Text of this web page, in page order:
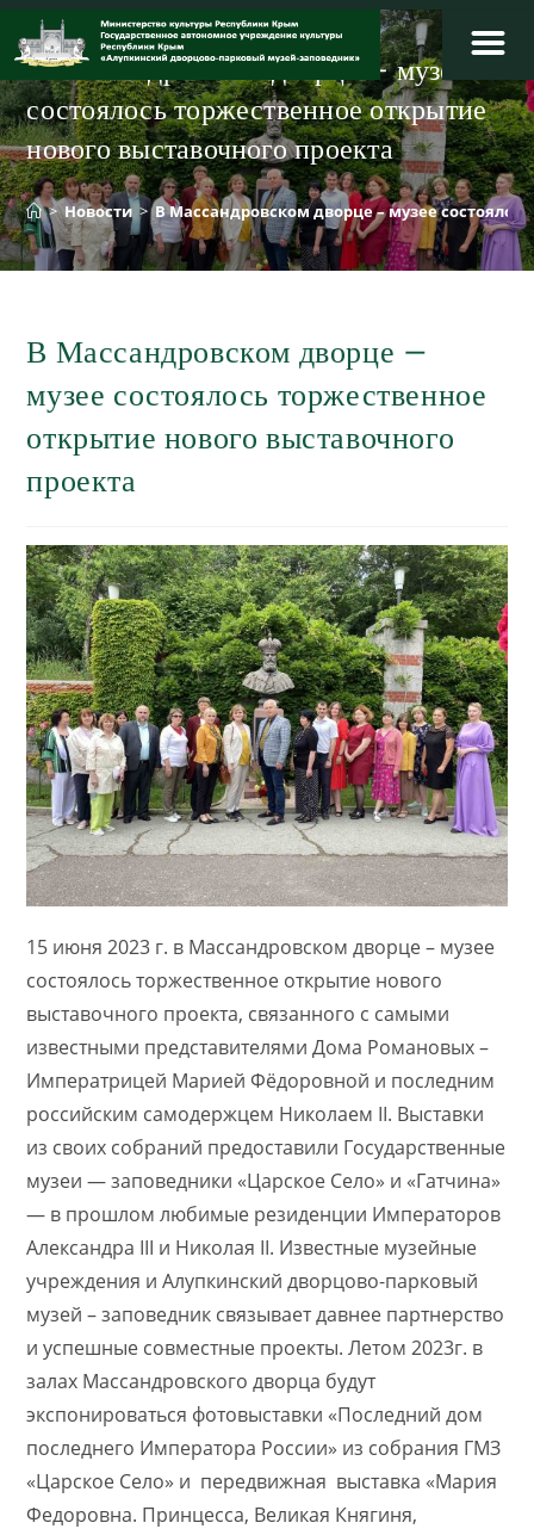
Перейти
содержимому
В Массандровском дворце – музее
состоялось торжественное открытие
нового выставочного проекта
> Новости > В Массандровском дворце – музее
В Массандровском дворце –
музее состоялось торжественное
открытие нового выставочного
проекта
15 июня 2023 г. в Массандровском дворце – музее
состоялось торжественное открытие нового
выставочного проекта, связанного с самыми
известными представителями Дома Романовых –
Императрицей Марией Фёдоровной и последним
российским самодержцем Николаем II. Выставки
из своих собраний предоставили Государственные
музеи — заповедники «Царское Село» и «Гатчина»
— в прошлом любимые резиденции Императоров
Александра III и Николая II. Известные музейные
учреждения и Алупкинский дворцово-парковый
музей – заповедник связывает давнее партнерство
и успешные совместные проекты. Летом 2023г. в
залах Массандровского дворца будут
экспонироваться фотовыставки «Последний дом
последнего Императора России» из собрания ГМЗ
«Царское Село» и передвижная выставка «Мария
Федоровна. Принцесса, Великая Княгиня,